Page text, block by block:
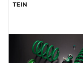
TEIN